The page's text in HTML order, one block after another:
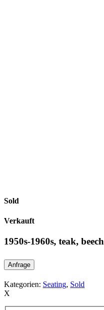
Sold
Verkauft
1950s-1960s, teak, beech
Anfrage
Kategorien: Seating, Sold
X